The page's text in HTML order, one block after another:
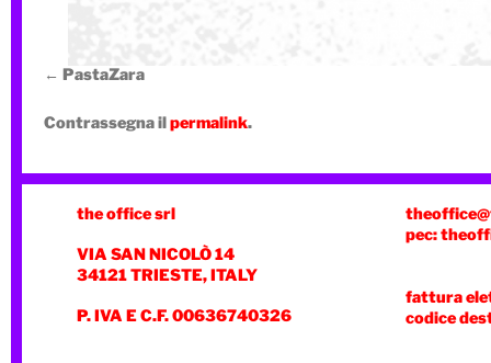
PastaZara
Contrassegna ilpermalink.
the office srl
VIA SAN NICOLÒ 14
34121 TRIESTE, ITALY
P. IVA E C.F. 00636740326
pec:
fattura
codice